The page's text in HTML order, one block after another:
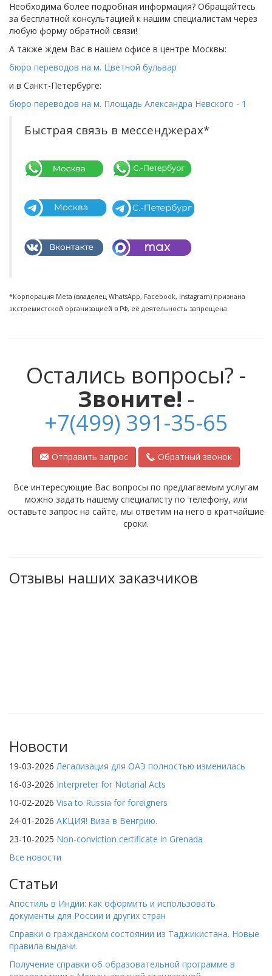
Необходима более подробная информация? Обращайтесь
за бесплатной консультацией к нашим специалистам через
любую форму обратной связи!
А также ждем Вас в нашем офисе в центре Москвы:
бюро переводов на м. Цветной бульвар
и в Санкт-Петербурге:
бюро переводов на м. Площадь Александра Невского - 1
Быстрая связь в мессенджерах*
*Корпорация Meta (владелец WhatsApp, Facebook, Instagram) признана
экстремистской организацией в РФ, её деятельность запрещена.
Остались вопросы? -
Звоните! -
+7(499) 391-35-65
Отправить запрос Обратный звонок
Все интересующие Вас вопросы по предлагаемым услугам
можно задать нашему специалисту по телефону, или
оставьте запрос на сайте, мы ответим на него в кратчайшие
сроки.
Отзывы наших заказчиков
Новости
19-03-2026 Легализация для ОАЭ полностью изменилась
16-03-2026 Interpreter for Notarial Acts
10-02-2026 Visa to Russia for foreigners
24-01-2026 АКЦИЯ! Виза в Венгрию.
23-10-2025 Non-conviction certificate in Grenada
Все новости
Статьи
Апостиль в Индии: как оформить и использовать
документы для России и других стран
Справки о гражданском состоянии из Таджикистана. Новые
правила выдачи.
Получение справки об образовательной программе в